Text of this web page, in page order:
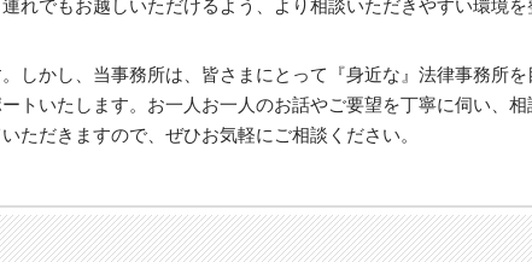
れでもお越しいただけるよう、より相談いただきやすい環境を
しかし、当事務所は、皆さまにとって『身近な』法律事務所を
トいたします。お一人お一人のお話やご要望を丁寧に伺い、相
ただきますので、ぜひお気軽にご相談ください。